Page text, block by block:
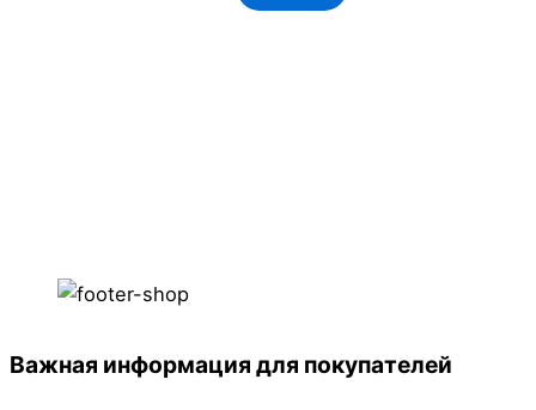
Важная информация для покупателей